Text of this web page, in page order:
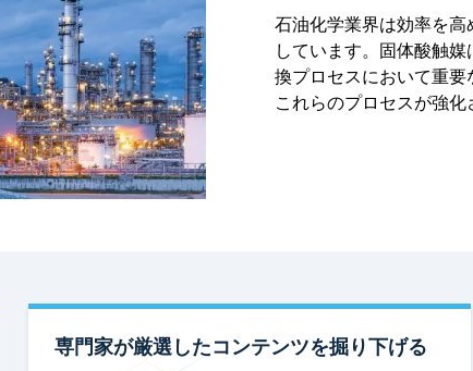
石油化学業界は効率を
しています。固体酸触
換プロセスにおいて重要
これらのプロセスが強化
専門家が厳選したコンテンツを掘り下げる